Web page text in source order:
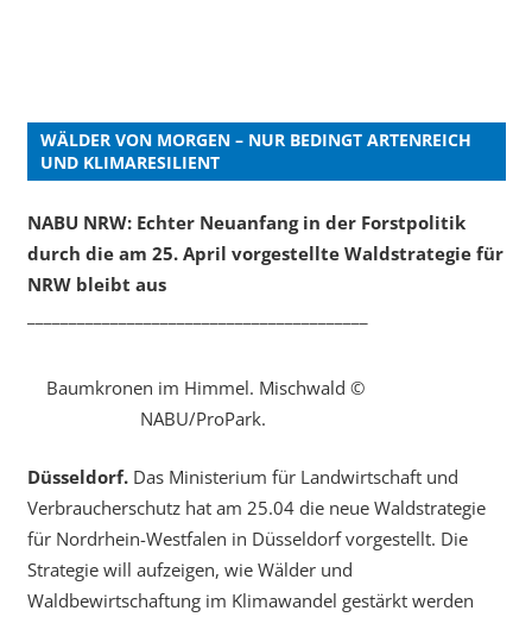
WÄLDER VON MORGEN – NUR BEDINGT ARTENREICH
UND KLIMARESILIENT
NABU NRW: Echter Neuanfang in der Forstpolitik
durch die am 25. April vorgestellte Waldstrategie für
NRW bleibt aus
Baumkronen im Himmel. Mischwald ©
NABU/ProPark.
Düsseldorf.Das Ministerium für Landwirtschaft und
Verbraucherschutz hat am 25.04 die neue Waldstrategie
für Nordrhein-Westfalen in Düsseldorf vorgestellt. Die
Strategie will aufzeigen, wie Wälder und
Waldbewirtschaftung im Klimawandel gestärkt werden